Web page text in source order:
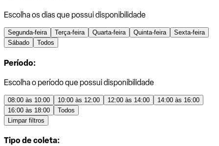
Escolha os dias que possui disponibilidade
Segunda-feira Terça-feira Quarta-feira Quinta-feira
Sexta-feira
Sábado
Todos
Período:
Escolha o período que possui disponibilidade
08:00 às 10:00 10:00 às 12:00 12:00 às 14:00
14:00 às 16:00
16:00 às 18:00
Todos
Limpar filtros
Tipo de coleta: